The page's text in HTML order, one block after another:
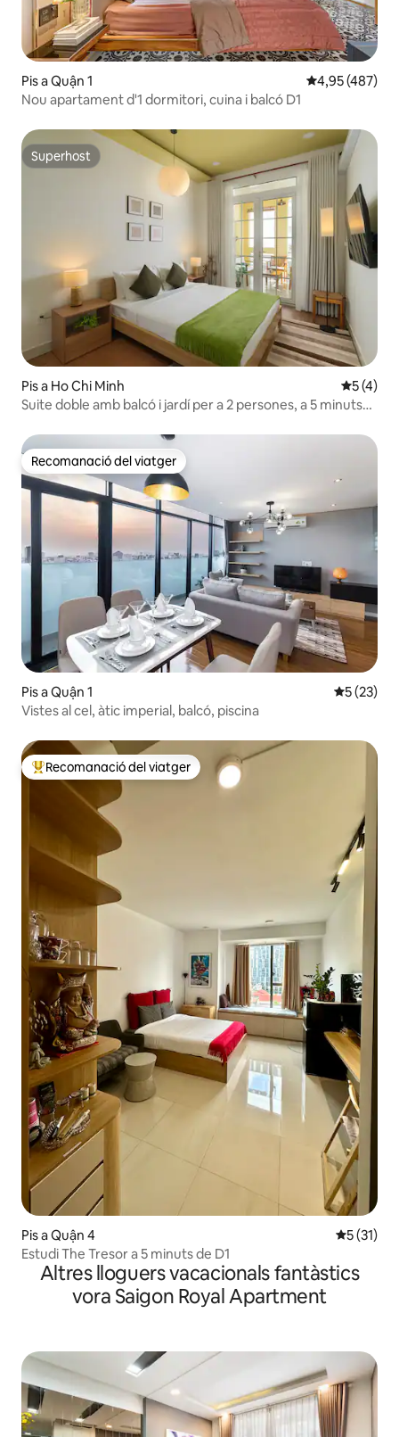
Pis a Quận 1 4,95 de
4,95 (487)
Nou apartament d'1 dormitori, cuina i balcó D1
Superhost
Superhost
Pis a Ho Chi Minh 5 de
5 (4)
Suite doble amb balcó i jardí per a 2 persones, a 5 minuts
Recomanació del viatger
Recomanació del viatger
Pis a Quận 1 5 de
5 (23)
Vistes al cel, àtic imperial, balcó, piscina
Principals recomanacions dels viatgers
Recomanació del viatger
Pis a Quận 4 5 de
5 (31)
Estudi The Tresor a 5 minuts de D1
Altres lloguers vacacionals fantàstics
vora Saigon Royal Apartment